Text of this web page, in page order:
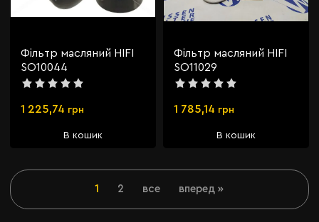
Фільтр масляний HIFI
SO10044
1 225,74 грн
В кошик
Фільтр масляний HIFI
SO11029
1 785,14 грн
В кошик
1 2 все вперед »